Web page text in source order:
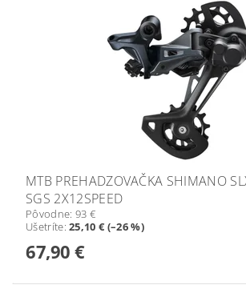
MTB PREHADZOVAČKA SHIMANO
SGS 2X12SPEED
Pôvodne: 93 €
Ušetríte:25,10 € (–26 %)
67,90 €